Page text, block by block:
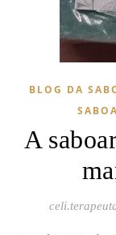
BLOG DA
A